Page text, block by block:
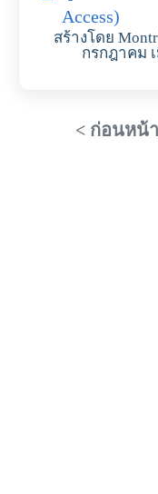
Access)
สร้างโดย
กรกฎาคม
< ก่อนหน้า